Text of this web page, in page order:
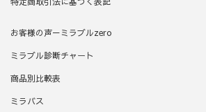
お客様の声－ミラブルzero
ミラブル診断チャート
商品別比較表
ミラバス